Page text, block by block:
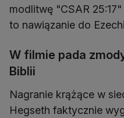
modlitwę "CSAR
to nawiązanie do
W filmie pada
Biblii
Nagranie krążące w
Hegseth faktycznie